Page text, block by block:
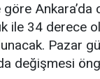
ile 34 derece
Pazar
değişmesi